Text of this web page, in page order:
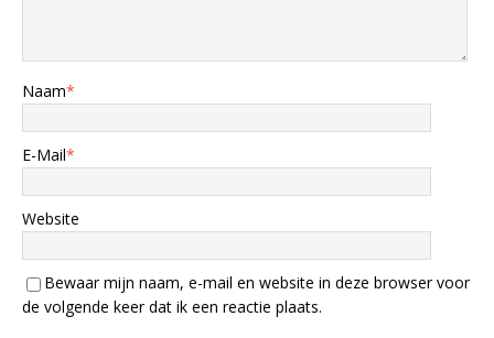
Naam*
E-Mail*
Website
Bewaar mijn naam, e-mail en website in deze browser voor
de volgende keer dat ik een reactie plaats.